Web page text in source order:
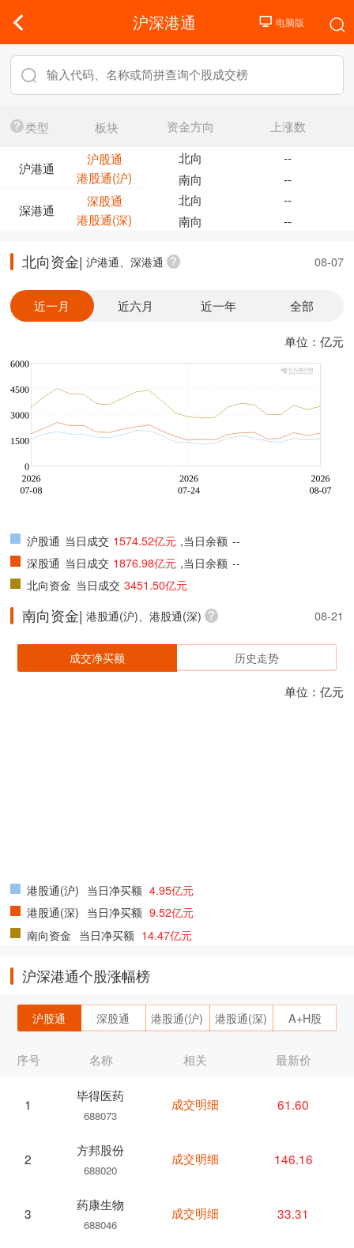
沪深港通
类型 板块
沪港通
沪股通
港股通(沪)
深港通
深股通
港股通(深)
资金方向
上涨数
北向
--
南向
--
北向
--
南向
--
北向资金| 沪港通、深港通 08-07
近一月 近六月 近一年 全部
单位：亿元
沪股通 当日成交 1574.52亿元 ,当日余额 --
深股通 当日成交 1876.98亿元 ,当日余额 --
北向资金 当日成交 3451.50亿元
南向资金| 港股通(沪)、港股通(深) 08-21
成交净买额 历史走势
单位：亿元
港股通(沪) 当日净买额 4.95亿元
港股通(深) 当日净买额 9.52亿元
南向资金 当日净买额 14.47亿元
沪深港通个股涨幅榜
沪股通 深股通 港股通(沪) 港股通(深) A+H股
序号 名称
1
毕得医药
688073
2
方邦股份
688020
3
药康生物
688046
相关 最新价
成交明细 61.60
成交明细 146.16
成交明细 33.31